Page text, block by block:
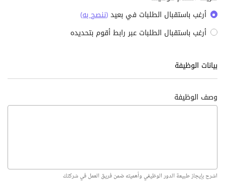
أرغب باستقبال الطلبات في بعيد(ننصح به)
أرغب باستقبال الطلبات عبر رابط أقوم بتحديده
بيانات الوظيفة
وصف الوظيفة
اشرح بإيجاز طبيعة الدور الوظيفي وأهميته ضمن فريق العمل في شركتك